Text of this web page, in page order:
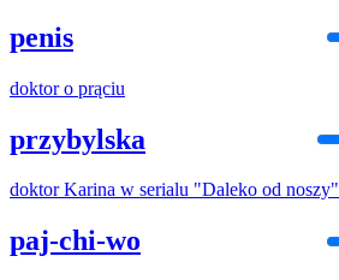
penis
doktoro prąciu
przybylska
doktorKarina w serialu "Daleko od noszy"
paj-chi-wo